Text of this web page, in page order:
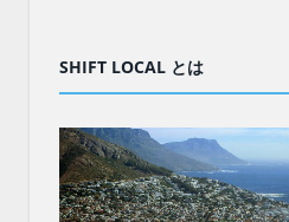
SHIFT LOCAL とは